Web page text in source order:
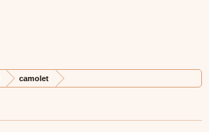
camolet
Карма Бали
0